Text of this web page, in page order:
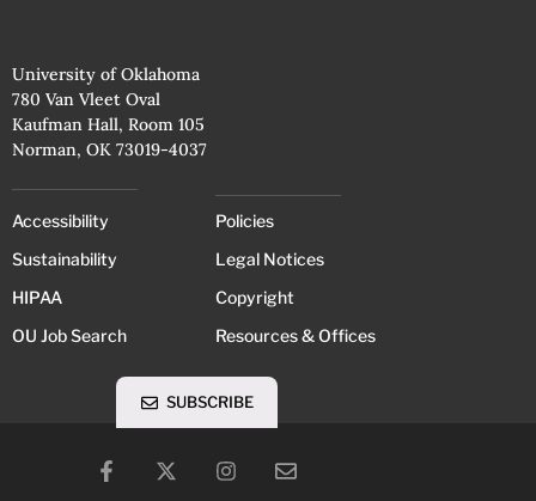
University of Oklahoma
780 Van Vleet Oval
Kaufman Hall, Room 105
Norman, OK 73019-4037
Accessibility
Sustainability
HIPAA
OU Job Search
Policies
Legal Notices
Copyright
Resources & Offices
SUBSCRIBE